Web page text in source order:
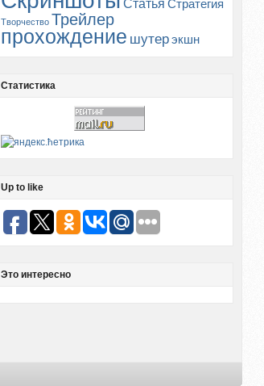
Статья Стратегия
Творчество Трейлер
прохождение шутерэкшн
Статистика
Up to like
Это интересно